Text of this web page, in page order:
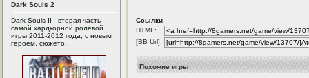
Dark Souls 2
Dark Souls II - вторая часть
самой хардкорной ролевой
игры 2011-2012 года, с новым
героем, сюжето...
Ссылки
HTML:
[BB Url]:
Похожие игры